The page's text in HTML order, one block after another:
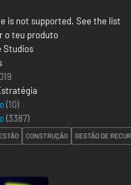
is not supported. See the list
o teu produto
Studios
(10)
(3387)
CONSTRUÇÃO GESTÃO DE